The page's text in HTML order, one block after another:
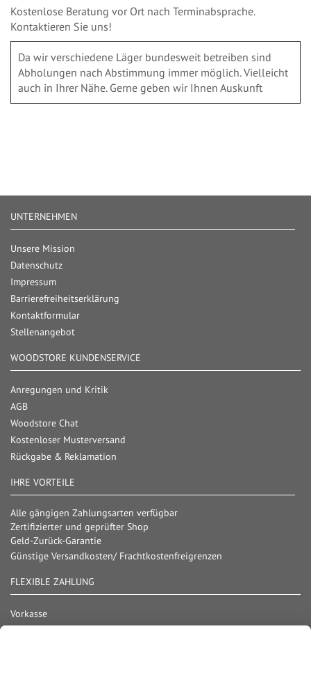
Kostenlose Beratung vor Ort nach Terminabsprache.
Kontaktieren Sie uns!
Da wir verschiedene Läger bundesweit betreiben sind
Abholungen nach Abstimmung immer möglich. Vielleicht
auch in Ihrer Nähe. Gerne geben wir Ihnen Auskunft
UNTERNEHMEN
Unsere Mission
Datenschutz
Impressum
Barrierefreiheitserklärung
Kontaktformular
Stellenangebot
WOODSTORE KUNDENSERVICE
Anregungen und Kritik
AGB
Woodstore Chat
Kostenloser Musterversand
Rückgabe & Reklamation
IHRE VORTEILE
Alle gängigen Zahlungsarten verfügbar
Zertifizierter und geprüfter Shop
Geld-Zurück-Garantie
Günstige Versandkosten/ Frachtkostenfreigrenzen
FLEXIBLE ZAHLUNG
Vorkasse